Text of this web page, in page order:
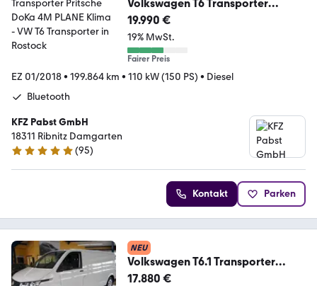
Volkswagen T6 Transporter
Pritsche DoKa 4M PLANE Klima
19.990 €
19% MwSt.
Fairer Preis
EZ 01/2018• 199.864 km • 110 kW (150 PS) • Diesel
Bluetooth
KFZ Pabst GmbH
18311 Ribnitz Damgarten
4.9 Sterne
(95)
Kontakt Parken
NEU
Volkswagen T6.1 Transporter
Kasten EcoProfi KLIMA / MWST
17.880 €